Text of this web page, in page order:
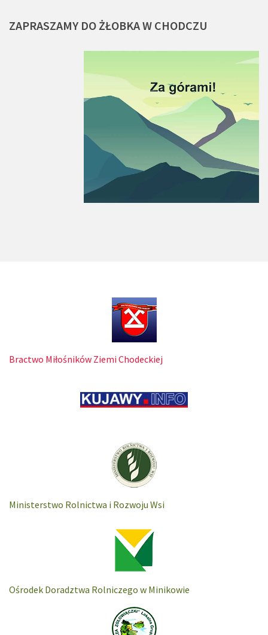
ZAPRASZAMY DO ŻŁOBKAW CHODCZU
Bractwo Miłośników Ziemi Chodeckiej
Ministerstwo Rolnictwa i Rozwoju Wsi
Ośrodek Doradztwa Rolniczego w Minikowie